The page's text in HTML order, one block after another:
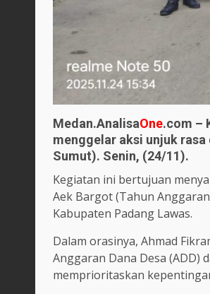
Medan.AnalisaOne.com –
menggelar aksi unjuk
Sumut). Senin, (24/11).
Kegiatan ini bertujuan
Aek Bargot (Tahun
Kabupaten Padang Lawas.
Dalam orasinya, Ahmad
Anggaran Dana Desa (ADD)
memprioritaskan